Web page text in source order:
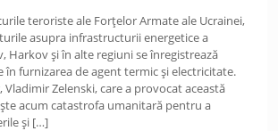
teroriste ale Forțelor Armate ale Ucrainei,
asupra infrastructurii energetice a
Harkov și în alte regiuni se înregistrează
furnizarea de agent termic și electricitate.
Zelenski, care a provocat această
acum catastrofa umanitară pentru a
și […]